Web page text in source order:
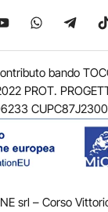
su X su
Seguici su
bando
PROT.
srl – Corso